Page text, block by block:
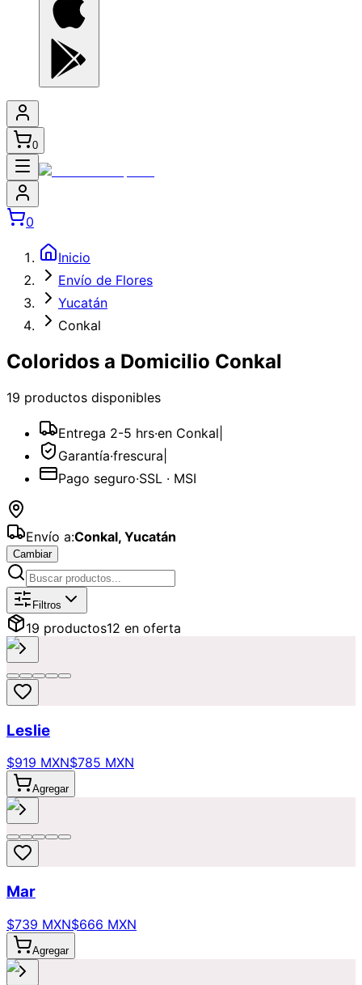
0
0
Inicio
Envío de Flores
Yucatán
Conkal
Coloridos a Domicilio Conkal
19 productos disponibles
Entrega 2-5 hrs·en Conkal
Garantía·frescura
Pago seguro·SSL · MSI
Envío a:Conkal, Yucatán
Cambiar
Catálogo deColoridos
Filtros
19 productos12 en oferta
Leslie
$919 MXN$785 MXN
Agregar
Mar
$739 MXN$666 MXN
Agregar